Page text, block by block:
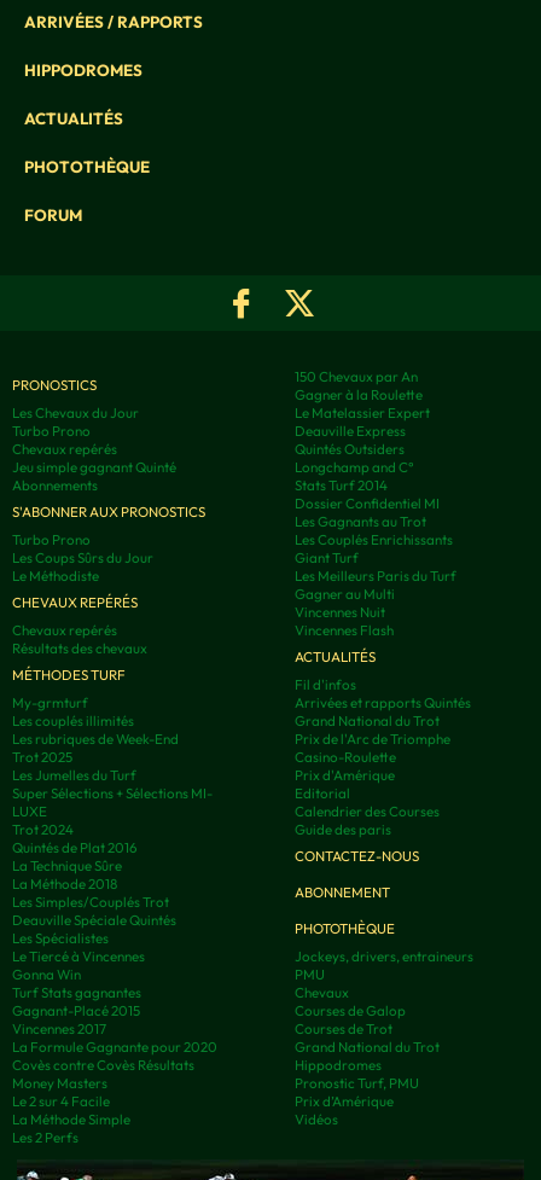
ARRIVÉES / RAPPORTS
HIPPODROMES
ACTUALITÉS
PHOTOTHÈQUE
FORUM
PRONOSTICS
Les Chevaux du Jour
Turbo Prono
Chevaux repérés
Jeu simple gagnant Quinté
Abonnements
S'ABONNER AUX PRONOSTICS
Turbo Prono
Les Coups Sûrs du Jour
Le Méthodiste
CHEVAUX REPÉRÉS
Chevaux repérés
Résultats des chevaux
MÉTHODES TURF
My-grmturf
Les couplés illimités
Les rubriques de Week-End
Trot 2025
Les Jumelles du Turf
Super Sélections + Sélections MI-
LUXE
Trot 2024
Quintés de Plat 2016
La Technique Sûre
La Méthode 2018
Les Simples/Couplés Trot
Deauville Spéciale Quintés
Les Spécialistes
Le Tiercé à Vincennes
Gonna Win
Turf Stats gagnantes
Gagnant-Placé 2015
Vincennes 2017
La Formule Gagnante pour 2020
Covès contre Covès Résultats
Money Masters
Le 2 sur 4 Facile
La Méthode Simple
Les 2 Perfs
150 Chevaux par An
Gagner à la Roulette
Le Matelassier Expert
Deauville Express
Quintés Outsiders
Longchamp and C°
Stats Turf 2014
Dossier Confidentiel MI
Les Gagnants au Trot
Les Couplés Enrichissants
Giant Turf
Les Meilleurs Paris du Turf
Gagner au Multi
Vincennes Nuit
Vincennes Flash
ACTUALITÉS
Fil d'infos
Arrivées et rapports Quintés
Grand National du Trot
Prix de l'Arc de Triomphe
Casino-Roulette
Prix d'Amérique
Editorial
Calendrier des Courses
Guide des paris
CONTACTEZ-NOUS
ABONNEMENT
PHOTOTHÈQUE
Jockeys, drivers, entraineurs
PMU
Chevaux
Courses de Galop
Courses de Trot
Grand National du Trot
Hippodromes
Pronostic Turf, PMU
Prix d’Amérique
Vidéos